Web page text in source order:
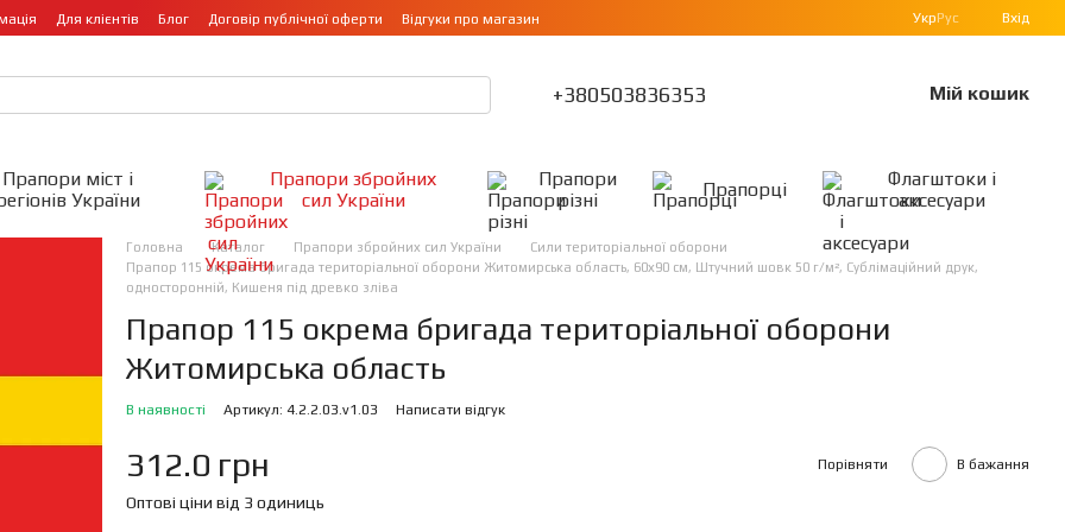
Для клієнтів Блог Договір публічної оферти Відгуки про магазин УкрРус Вхід
+380503836353 Мій кошик
Прапори міст і
України
Прапори збройних
сил України
Прапори
різні
Прапорці
Флагштоки і
аксесуари
Головна Каталог Прапори збройних сил України
Сили територіальної оборони
Прапор 115 окрема бригада територіальної оборони Житомирська область, 60х90 см, Штучний шовк 50 г/м², Сублімаційний друк,
односторонній, Кишеня під древко зліва
Прапор 115 окрема бригада територіальної оборони
Житомирська область
В наявності Артикул: 4.2.2.03.v1.03 Написати відгук
312.0 грн Порівняти В бажання
Оптові ціни від 3 одиниць